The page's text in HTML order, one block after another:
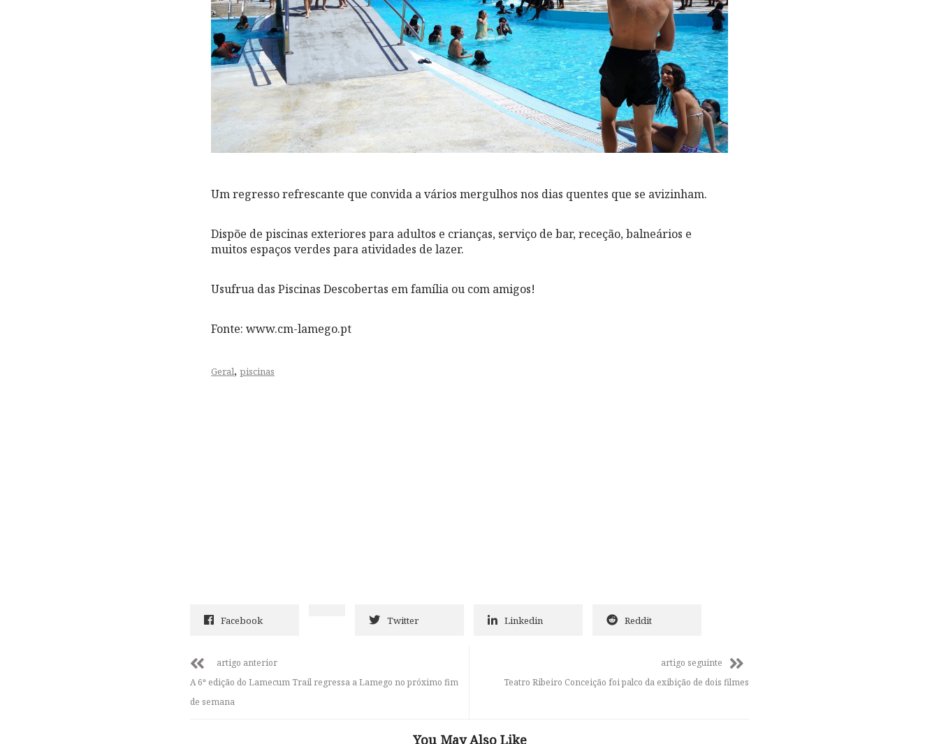
Um regresso refrescante que convida a vários mergulhos nos dias quentes que se avizinham.
Dispõe de piscinas exteriores para adultos e crianças, serviço de bar, receção, balneários e
muitos espaços verdes para atividades de lazer.
Usufrua das Piscinas Descobertas em família ou com amigos!
Fonte: www.cm-lamego.pt
Geral, piscinas
Facebook Twitter Linkedin Reddit
artigo anterior
A 6ª edição do Lamecum Trail regressa a Lamego no próximo fim
de semana
artigo seguinte
Teatro Ribeiro Conceição foi palco da exibição de dois filmes
You May Also Like